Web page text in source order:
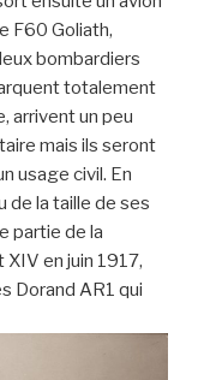
F60 Goliath,
bombardiers
totalement
arrivent un peu
mais ils seront
usage civil. En
de la taille de ses
partie de la
en juin 1917,
Dorand AR1 qui